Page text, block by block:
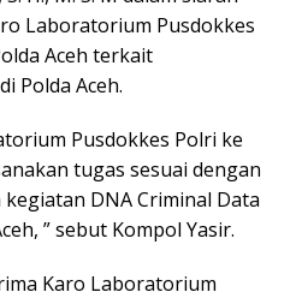
Laboratorium Pusdokkes
Aceh terkait
Polda Aceh.
Pusdokkes Polri ke
tugas sesuai dengan
DNA Criminal Data
” sebut Kompol Yasir.
Karo Laboratorium